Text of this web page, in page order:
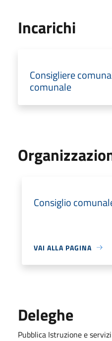
Incarichi
Consigliere
comunale
Consiglio
VAI ALLA PAGINA
Deleghe
Pubblica Istruzione e